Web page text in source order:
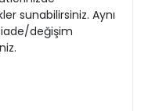
sunabilirsiniz. Aynı
değişim